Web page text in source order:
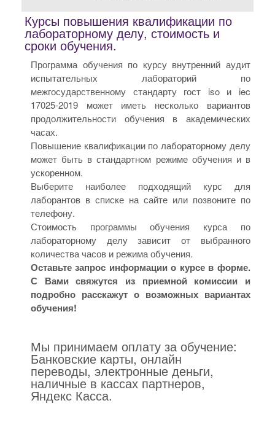
Курсы повышения квалификации по
лабораторному делу, стоимость и
сроки обучения.
Программа обучения по курсу внутренний аудит
испытательных лабораторий по
межгосударственному стандарту гост iso и iec
17025-2019 может иметь несколько вариантов
продолжительности обучения в академических
часах.
Повышение квалификации по лабораторному делу
может быть в стандартном режиме обучения и в
ускоренном.
Выберите наиболее подходящий курс для
лаборантов в списке на сайте или позвоните по
телефону.
Стоимость программы обучения курса по
лабораторному делу зависит от выбранного
количества часов и режима обучения.
Оставьте запрос информации о курсе в форме.
С Вами свяжутся из приемной комиссии и
подробно расскажут о возможных вариантах
обучения!
Мы принимаем оплату за обучение:
Банковские карты, онлайн
переводы, электронные деньги,
наличные в кассах партнеров,
Яндекс Касса.